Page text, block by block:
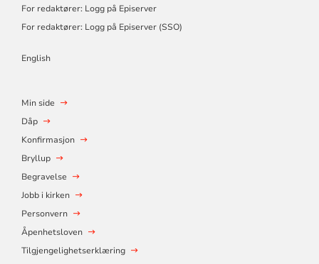
For redaktører: Logg på Episerver
For redaktører: Logg på Episerver (SSO)
English
Min side
Dåp
Konfirmasjon
Bryllup
Begravelse
Jobb i kirken
Personvern
Åpenhetsloven
Tilgjengelighetserklæring